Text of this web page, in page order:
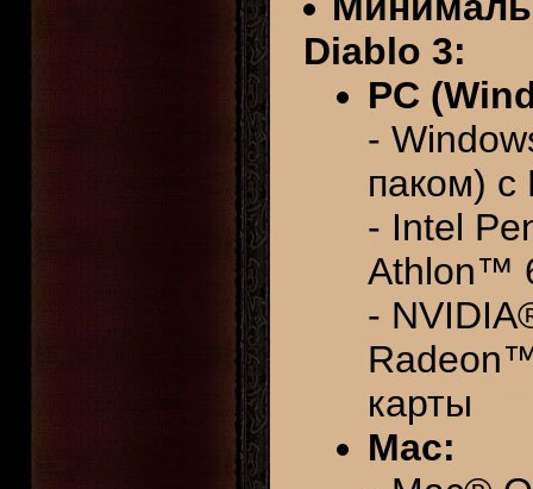
Diablo 3:
PC
-
паком) c
- Intel
Athlon™
-
карты
Mac: